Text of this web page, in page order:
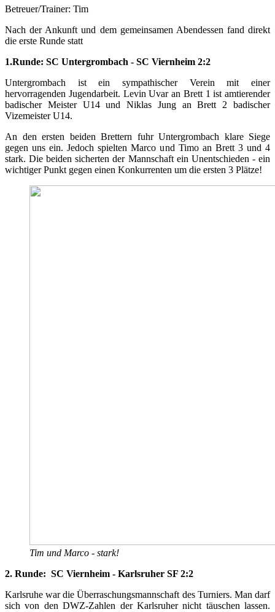
Betreuer/Trainer: Tim
Nach der Ankunft und dem gemeinsamen Abendessen fand direkt
die erste Runde statt
1.Runde: SC Untergrombach - SC Viernheim 2:2
Untergrombach ist ein sympathischer Verein mit einer
hervorragenden Jugendarbeit. Levin Uvar an Brett 1 ist amtierender
badischer Meister U14 und Niklas Jung an Brett 2 badischer
Vizemeister U14.
An den ersten beiden Brettern fuhr Untergrombach klare Siege
gegen uns ein. Jedoch spielten Marco und Timo an Brett 3 und 4
stark. Die beiden sicherten der Mannschaft ein Unentschieden - ein
wichtiger Punkt gegen einen Konkurrenten um die ersten 3 Plätze!
Tim und Marco - stark!
2. Runde: SC Viernheim - Karlsruher SF 2:2
Karlsruhe war die Überraschungsmannschaft des Turniers. Man darf
sich von den DWZ-Zahlen der Karlsruher nicht täuschen lassen.